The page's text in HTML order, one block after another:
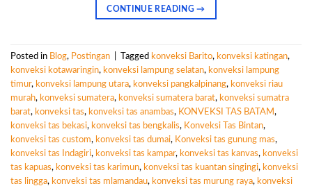
CONTINUE READING→
Posted in Blog, Postingan Tagged konveksi Barito, konveksi katingan,
konveksi kotawaringin, konveksi lampung selatan, konveksi lampung
timur, konveksi lampung utara, konveksi pangkalpinang, konveksi riau
murah, konveksi sumatera, konveksi sumatera barat, konveksi sumatra
barat, konveksi tas, konveksi tas anambas, KONVEKSI TAS BATAM,
konveksi tas bekasi, konveksi tas bengkalis, Konveksi Tas Bintan,
konveksi tas custom, konveksi tas dumai, Konveksi tas gunung mas,
konveksi tas Indagiri, konveksi tas kampar, konveksi tas kanvas, konveksi
tas kapuas, konveksi tas karimun, konveksi tas kuantan singingi, konveksi
tas lingga, konveksi tas mlamandau, konveksi tas murung raya, konveksi